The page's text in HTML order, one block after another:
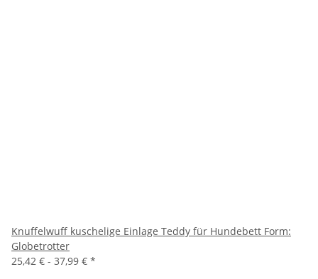
Knuffelwuff kuschelige Einlage Teddy für Hundebett Form:
Globetrotter
25,42 € - 37,99 € *